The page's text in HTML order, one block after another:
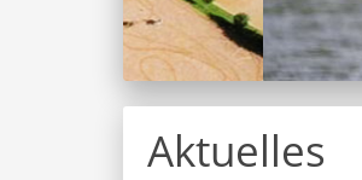
Aktuelles